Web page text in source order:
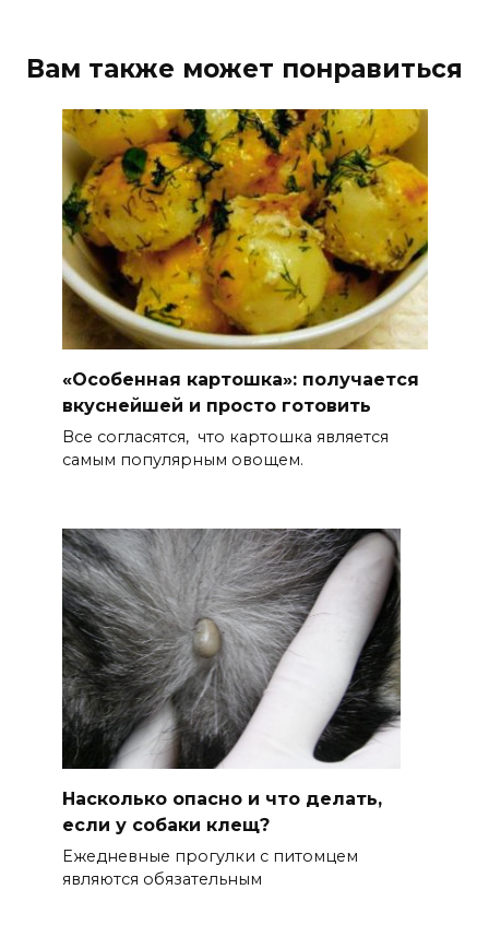
Вам также может понравиться
«Особенная картошка»: получается
вкуснейшей и просто готовить
Все согласятся, что картошка является
самым популярным овощем.
Насколько опасно и что делать,
если у собаки клещ?
Ежедневные прогулки с питомцем
являются обязательным